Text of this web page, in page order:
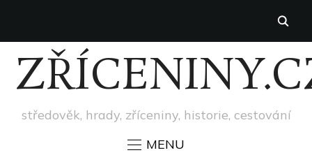
středověk, hrady, zříceniny, historie, cestování
MENU